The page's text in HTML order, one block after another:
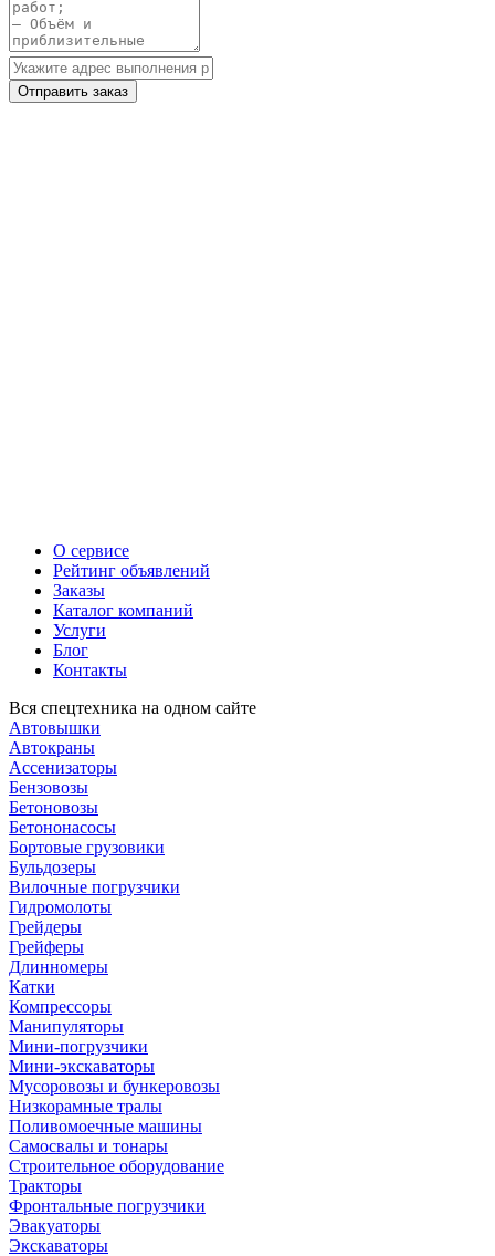
О сервисе
Рейтинг объявлений
Заказы
Каталог компаний
Услуги
Блог
Контакты
Вся спецтехника на одном сайте
Автовышки
Автокраны
Ассенизаторы
Бензовозы
Бетоновозы
Бетононасосы
Бортовые грузовики
Бульдозеры
Вилочные погрузчики
Гидромолоты
Грейдеры
Грейферы
Длинномеры
Катки
Компрессоры
Манипуляторы
Мини-погрузчики
Мини-экскаваторы
Мусоровозы и бункеровозы
Низкорамные тралы
Поливомоечные машины
Самосвалы и тонары
Строительное оборудование
Тракторы
Фронтальные погрузчики
Эвакуаторы
Экскаваторы